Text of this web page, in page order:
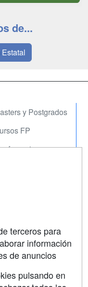
de...
y Postgrados
FP
terceros para
información
de anuncios
pulsando en